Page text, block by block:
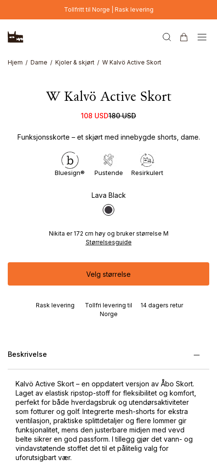
Hopp til hovedinnholdTollfritt til Norge | Rask levering
Hjem Dame Kjoler & skjørt W Kalvö Active Skort
W Kalvö Active Skort
108 USD180 USD
Funksjonsskorte – et skjørt med innebygde shorts, dame.
Bluesign® Pustende Resirkulert
Lava Black
Nikita er 172 cm høy og bruker størrelse M
Størrelsesguide
Velg størrelse
Rask levering
Tollfri levering til
Norge
14 dagers retur
Beskrivelse
Kalvö Active Skort – en oppdatert versjon av Åbo Skort.
Laget av elastisk ripstop-stoff for fleksibilitet og komfort,
perfekt for både hverdagsbruk og utendørsaktiviteter
som fotturer og golf. Integrerte mesh-shorts for ekstra
ventilasjon, praktiske splittdetaljer og flere lommer gir
funksjonalitet, mens den justerbare midjen med vevd
belte sikrer en god passform. I tillegg gjør det vann- og
vindavstøtende stoffet det til et pålitelig valg for
uforutsigbart vær.